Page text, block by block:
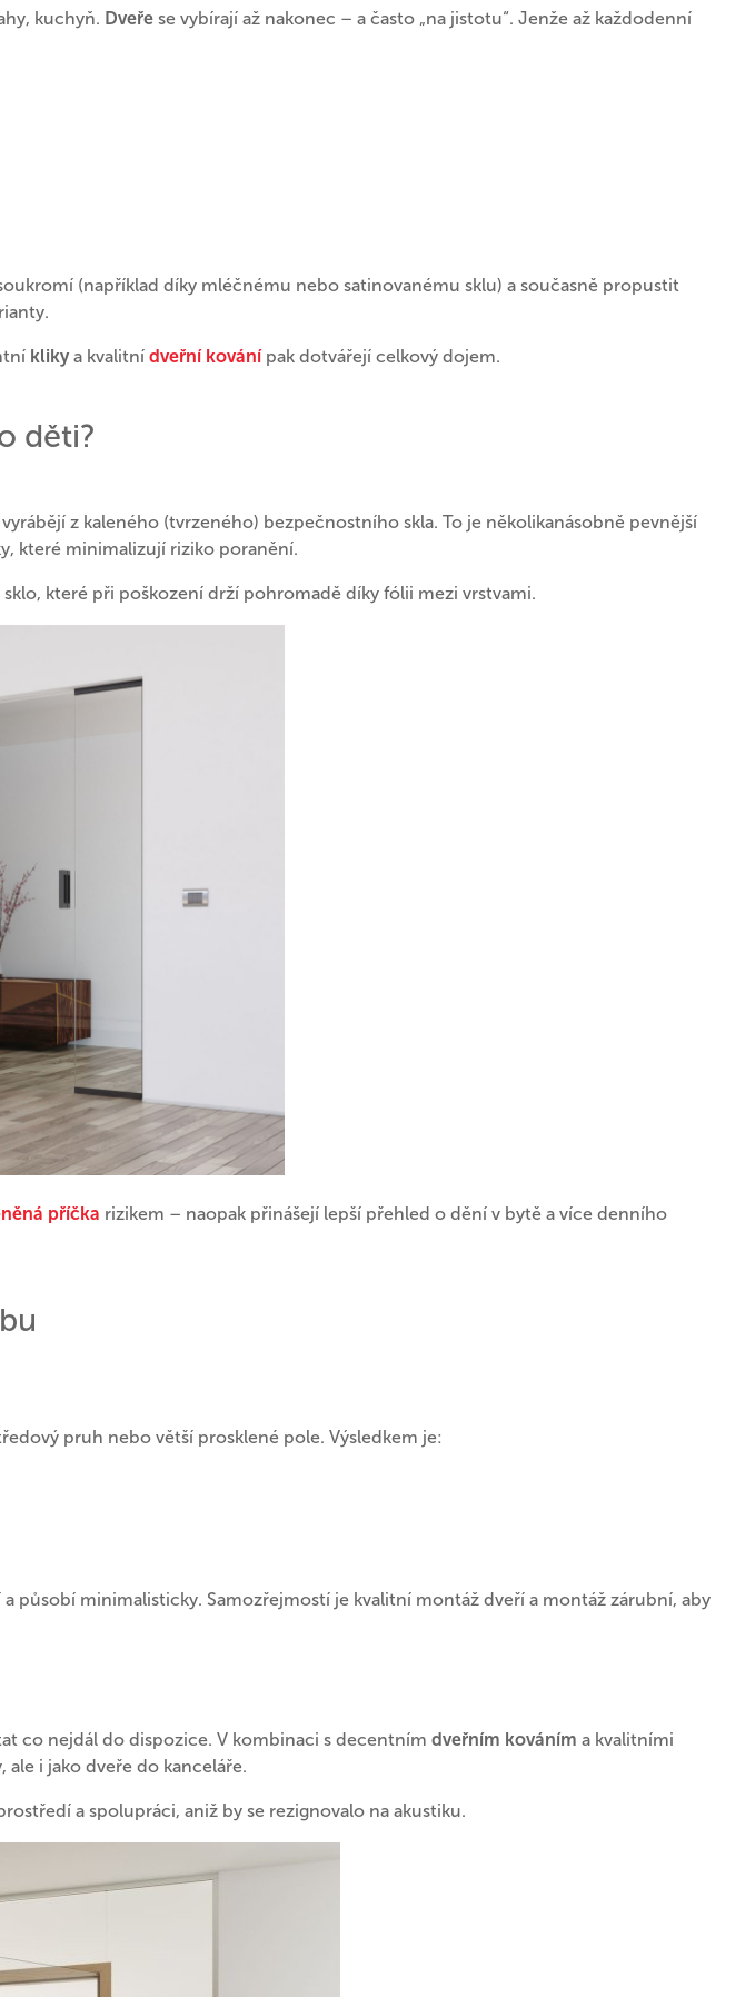
kuchyň. Dveře se vybírají až nakonec – a často „na jistotu“. Jenže až každodenní
(například díky mléčnému nebo satinovanému sklu) a současně propustit
kliky a kvalitní dveřní kovánípak dotvářejí celkový dojem.
děti?
z kaleného (tvrzeného) bezpečnostního skla. To je několikanásobně pevnější
které minimalizují riziko poranění.
které při poškození drží pohromadě díky fólii mezi vrstvami.
příčka rizikem – naopak přinášejí lepší přehled o dění v bytě a více denního
pruh nebo větší prosklené pole. Výsledkem je:
a působí minimalisticky. Samozřejmostí je kvalitní montáž dveří a montáž zárubní, aby
co nejdál do dispozice. V kombinaci s decentním dveřním kováním a kvalitními
i jako dveře do kanceláře.
a spolupráci, aniž by se rezignovalo na akustiku.